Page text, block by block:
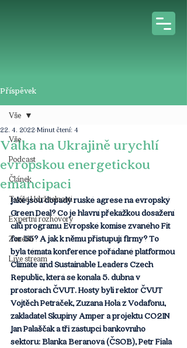
Příspěvek
Vše
Podcast
Článek
Tváře Udržitelnosti
Expertní rozhovory
Z médií
Live stream
Vše
Válka na Ukrajině urychlí
evropskou energetickou
emancipaci
22. 4. 2022 Minut čtení: 4
Jaké jsou dopady ruské agrese na evropský
Green Deal? Co je hlavní překážkou dosažení
cílů programu Evropské komise zvaného Fit
for 55? A jak k němu přistupují firmy? To
byla témata konference pořádané platformou
Climate and Sustainable Leaders Czech
Republic, která se konala 5. dubna v
prostorách ČVUT. Hosty byli rektor ČVUT
Vojtěch Petráček, Zuzana Holá z Vodafonu,
zakladatel Skupiny Amper a projektu CO2IN
Jan Palaščák a tři zástupci bankovního
sektoru: Blanka Beranová (ČSOB), Petr Fiala